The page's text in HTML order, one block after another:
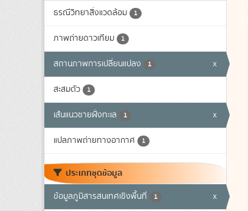
ธรณีวิทยาสิ่งแวดล้อม 1
ภาพถ่ายดาวเทียม 1
สถานภาพการเปลี่ยนแปลง 1 x
สะสมตัว 1
เส้นแนวชายฝั่งทะเล 1 x
แปลภาพถ่ายทางอากาศ 1
ประเภทชุดข้อมูล
ข้อมูลภูมิสารสนเทศเชิงพื้นที่ 1 x